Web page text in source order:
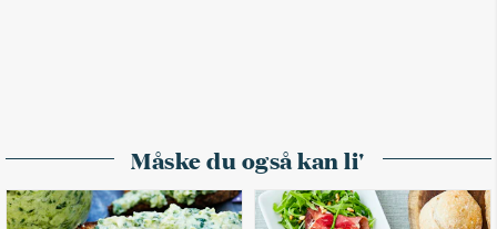
Måske du også kan li'